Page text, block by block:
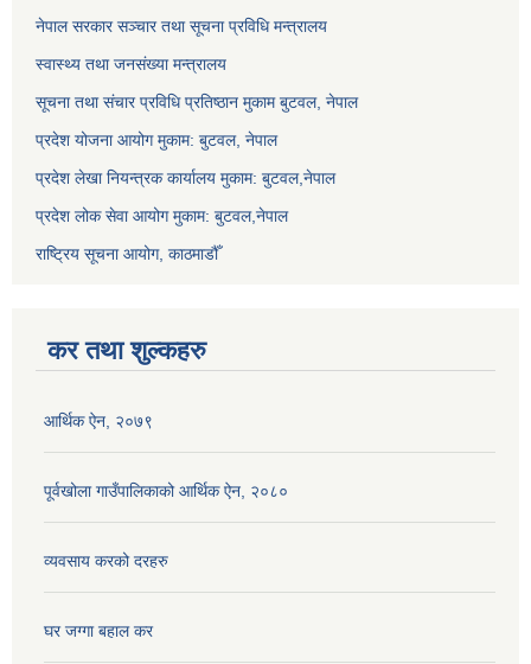
नेपाल सरकार सञ्‍चार तथा सूचना प्रविधि मन्त्रालय
स्वास्थ्य तथा जनसंख्या मन्त्रालय
सूचना तथा संचार प्रविधि प्रतिष्ठान मुकाम बुटवल, नेपाल
प्रदेश योजना आयोग मुकाम: बुटवल, नेपाल
प्रदेश लेखा नियन्त्रक कार्यालय मुकाम: बुटवल,नेपाल
प्रदेश लोक सेवा आयोग मुकाम: बुटवल,नेपाल
राष्ट्रिय सूचना आयोग, काठमाडौँ
कर तथा शुल्कहरु
आर्थिक ऐन, २०७९
पूर्वखोला गाउँपालिकाको आर्थिक ऐन, २०८०
व्यवसाय करको दरहरु
घर जग्गा बहाल कर